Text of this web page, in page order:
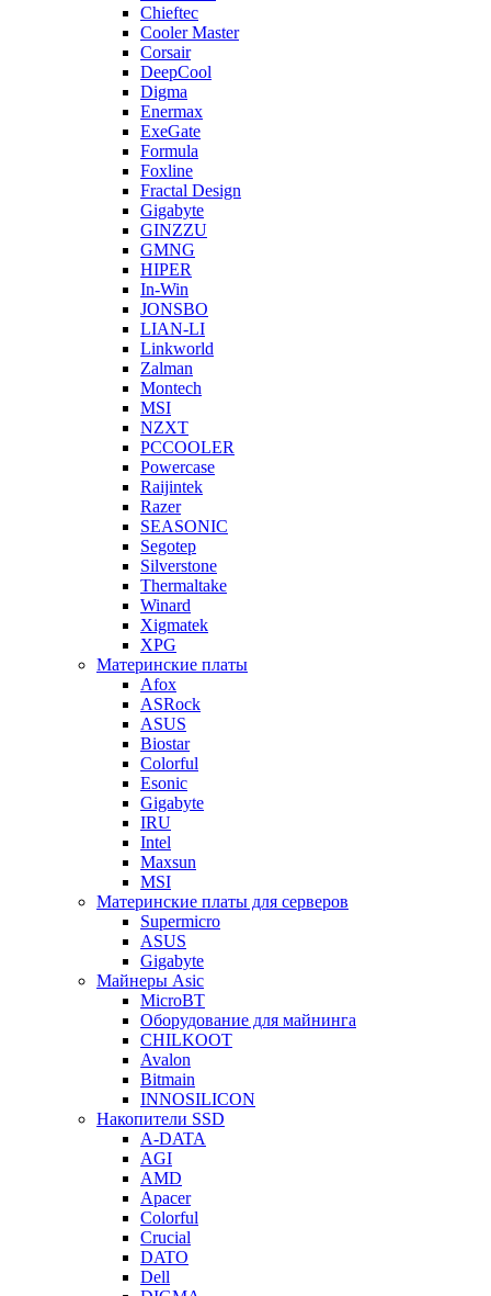
Chieftec
Cooler Master
Corsair
DeepCool
Digma
Enermax
ExeGate
Formula
Foxline
Fractal Design
Gigabyte
GINZZU
GMNG
HIPER
In-Win
JONSBO
LIAN-LI
Linkworld
Zalman
Montech
MSI
NZXT
PCCOOLER
Powercase
Raijintek
Razer
SEASONIC
Segotep
Silverstone
Thermaltake
Winard
Xigmatek
XPG
Материнские платы
Afox
ASRock
ASUS
Biostar
Colorful
Esonic
Gigabyte
IRU
Intel
Maxsun
MSI
Материнские платы для серверов
Supermicro
ASUS
Gigabyte
Майнеры Asic
MicroBT
Оборудование для майнинга
CHILKOOT
Avalon
Bitmain
INNOSILICON
Накопители SSD
A-DATA
AGI
AMD
Apacer
Colorful
Crucial
DATO
Dell